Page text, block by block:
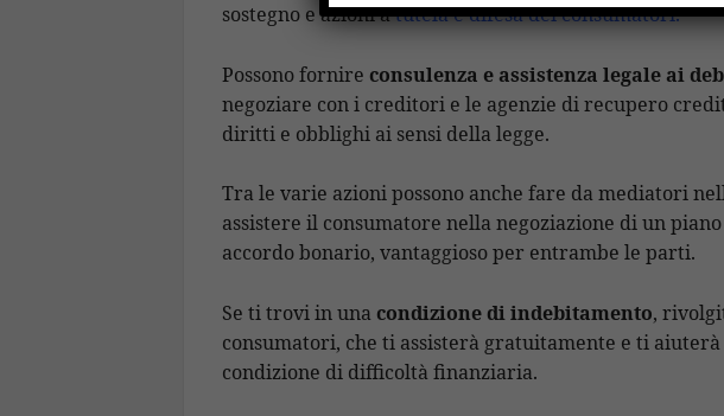
sostegno e azioni atutela e difesa dei consumatori.
Possono fornire consulenza e assistenza legale ai
negoziare con i creditori e le agenzie di recupero
diritti e obblighi ai sensi della legge.
Tra le varie azioni possono anche fare da mediatori
assistere il consumatore nella negoziazione di un
accordo bonario, vantaggioso per entrambe le parti.
Se ti trovi in una condizione di indebitamento,
consumatori, che ti assisterà gratuitamente e ti
condizione di difficoltà finanziaria.